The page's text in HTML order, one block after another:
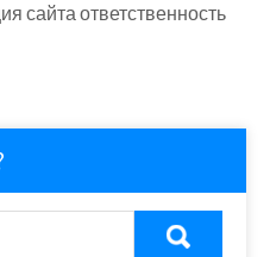
сайта ответственность